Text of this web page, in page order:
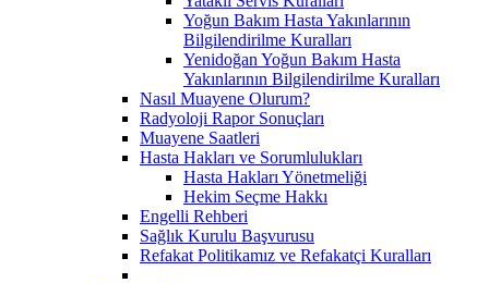
Yoğun Bakım Hasta Yakınlarının
Bilgilendirilme Kuralları
Yenidoğan Yoğun Bakım Hasta
Yakınlarının Bilgilendirilme Kuralları
Nasıl Muayene Olurum?
Radyoloji Rapor Sonuçları
Muayene Saatleri
Hasta Hakları ve Sorumlulukları
Hasta Hakları Yönetmeliği
Hekim Seçme Hakkı
Engelli Rehberi
Sağlık Kurulu Başvurusu
Refakat Politikamız ve Refakatçi Kuralları